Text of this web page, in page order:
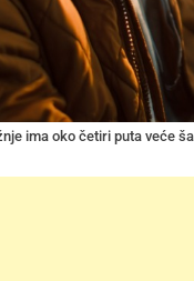
ima oko četiri puta veće